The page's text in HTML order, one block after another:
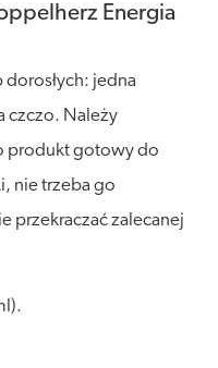
Energia
jedna
czczo. Należy
produkt gotowy do
nie trzeba go
przekraczać zalecanej